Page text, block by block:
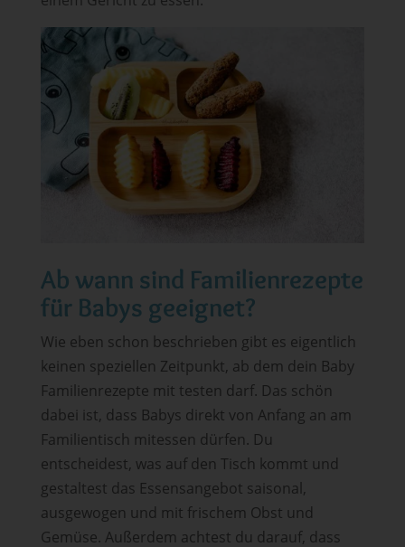
Ab wann sind Familienrezepte
für Babys geeignet?
Wie eben schon beschrieben gibt es eigentlich
keinen speziellen Zeitpunkt, ab dem dein Baby
Familienrezepte mit testen darf. Das schön
dabei ist, dass Babys direkt von Anfang an am
Familientisch mitessen dürfen. Du
entscheidest, was auf den Tisch kommt und
gestaltest das Essensangebot saisonal,
ausgewogen und mit frischem Obst und
Gemüse. Außerdem achtest du darauf, dass